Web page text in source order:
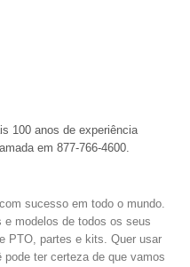
100 anos de experiência
em 877-766-4600.
sucesso em todo o mundo.
modelos de todos os seus
PTO, partes e kits. Quer usar
ter certeza de que vamos